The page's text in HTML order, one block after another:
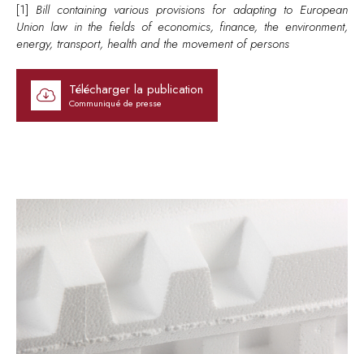
[1] Bill containing various provisions for adapting to European
Union law in the fields of economics, finance, the environment,
energy, transport, health and the movement of persons
Télécharger la publication
Communiqué de presse